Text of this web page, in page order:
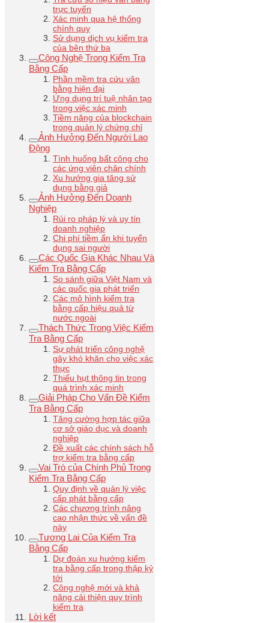
trực tuyến
Xác minh qua hệ thống
chính quy
Sử dụng dịch vụ kiểm tra
của bên thứ ba
Công Nghệ Trong Kiểm Tra
Bằng Cấp
Phần mềm tra cứu văn
bằng hiện đại
Ứng dụng trí tuệ nhân tạo
trong việc xác minh
Tiềm năng của blockchain
trong quản lý chứng chỉ
Ảnh Hưởng Đến Người Lao
Động
Tình huống bất công cho
các ứng viên chân chính
Xu hướng gia tăng sử
dụng bằng giả
Ảnh Hưởng Đến Doanh
Nghiệp
Rủi ro pháp lý và uy tín
doanh nghiệp
Chi phí tiềm ẩn khi tuyển
dụng sai người
Các Quốc Gia Khác Nhau Và
Kiểm Tra Bằng Cấp
So sánh giữa Việt Nam và
các quốc gia phát triển
Các mô hình kiểm tra
bằng cấp hiệu quả từ
nước ngoài
Thách Thức Trong Việc Kiểm
Tra Bằng Cấp
Sự phát triển công nghệ
gây khó khăn cho việc xác
thực
Thiếu hụt thông tin trong
quá trình xác minh
Giải Pháp Cho Vấn Đề Kiểm
Tra Bằng Cấp
Tăng cường hợp tác giữa
cơ sở giáo dục và doanh
nghiệp
Đề xuất các chính sách hỗ
trợ kiểm tra bằng cấp
Vai Trò của Chính Phủ Trong
Kiểm Tra Bằng Cấp
Quy định về quản lý việc
cấp phát bằng cấp
Các chương trình nâng
cao nhận thức về vấn đề
này
Tương Lai Của Kiểm Tra
Bằng Cấp
Dự đoán xu hướng kiểm
tra bằng cấp trong thập kỷ
tới
Công nghệ mới và khả
năng cải thiện quy trình
kiểm tra
Lời kết